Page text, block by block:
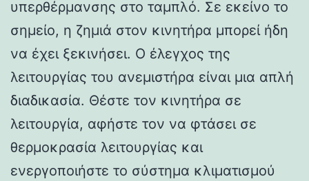
υπερθέρμανσης στο ταμπλό. Σε εκείνο το
σημείο, η ζημιά στον κινητήρα μπορεί ήδη
να έχει ξεκινήσει. Ο έλεγχος της
λειτουργίας του ανεμιστήρα είναι μια απλή
διαδικασία. Θέστε τον κινητήρα σε
λειτουργία, αφήστε τον να φτάσει σε
θερμοκρασία λειτουργίας και
ενεργοποιήστε το σύστημα κλιματισμού